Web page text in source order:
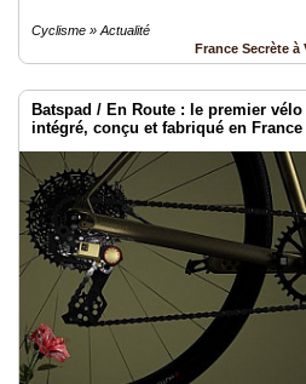
Cyclisme » Actualité
France Secrète à
Batspad / En Route : le premier
intégré, conçu et fabriqué en France